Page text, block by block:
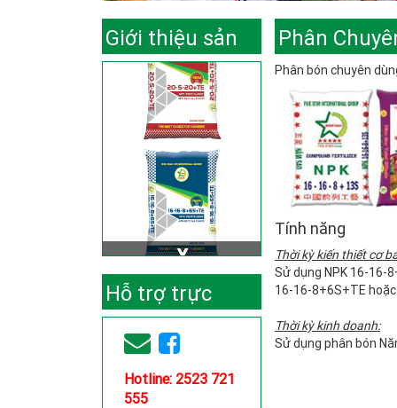
Giới thiệu sản
phẩm
Hỗ trợ trực
tuyến
Hotline: 2523 721
555
Phân
Phân bón chuyên
Tính năng
Thời kỳ kiến thiết cơ
Sử dụng NPK 16-16-
16-16-8+6S+TE
Thời kỳ kinh doanh:
Sử dụng phân bón